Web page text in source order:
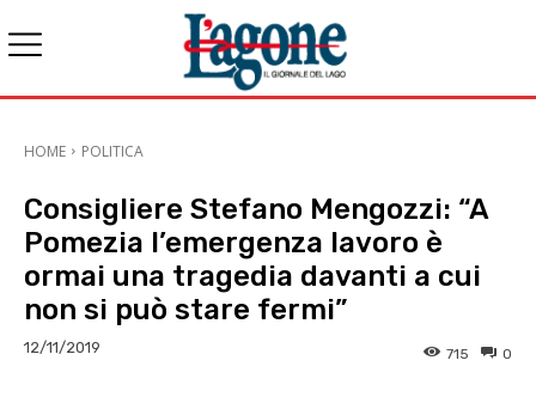
HOME POLITICA
Consigliere Stefano Mengozzi: “A
Pomezia l’emergenza lavoro è
ormai una tragedia davanti a cui
non si può stare fermi”
12/11/2019 0
715